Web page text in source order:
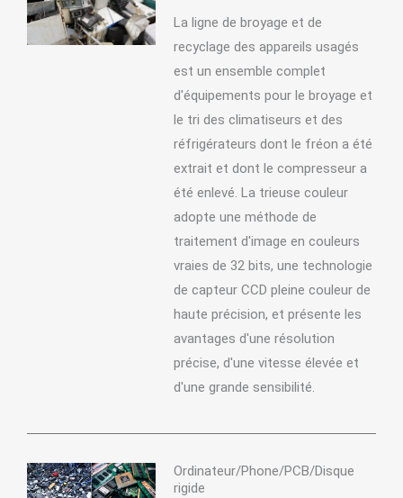
La ligne de broyage et de
recyclage des appareils usagés
est un ensemble complet
d'équipements pour le broyage et
le tri des climatiseurs et des
réfrigérateurs dont le fréon a été
extrait et dont le compresseur a
été enlevé. La trieuse couleur
adopte une méthode de
traitement d'image en couleurs
vraies de 32 bits, une technologie
de capteur CCD pleine couleur de
haute précision, et présente les
avantages d'une résolution
précise, d'une vitesse élevée et
d'une grande sensibilité.
Ordinateur/Phone/PCB/Disque
rigide